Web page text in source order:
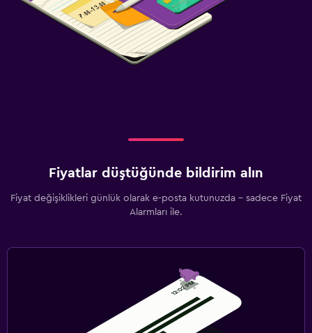
Fiyatlar düştüğünde bildirim alın
Fiyat değişiklikleri günlük olarak e-posta kutunuzda - sadece Fiyat
Alarmları ile.